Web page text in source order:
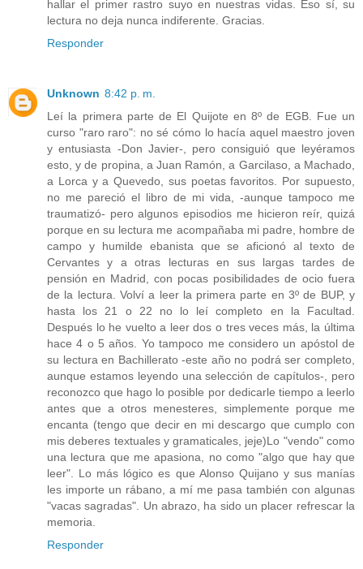
hallar el primer rastro suyo en nuestras vidas. Eso sí, su
lectura no deja nunca indiferente. Gracias.
Responder
Unknown 8:42 p. m.
Leí la primera parte de El Quijote en 8º de EGB. Fue un
curso "raro raro": no sé cómo lo hacía aquel maestro joven
y entusiasta -Don Javier-, pero consiguió que leyéramos
esto, y de propina, a Juan Ramón, a Garcilaso, a Machado,
a Lorca y a Quevedo, sus poetas favoritos. Por supuesto,
no me pareció el libro de mi vida, -aunque tampoco me
traumatizó- pero algunos episodios me hicieron reír, quizá
porque en su lectura me acompañaba mi padre, hombre de
campo y humilde ebanista que se aficionó al texto de
Cervantes y a otras lecturas en sus largas tardes de
pensión en Madrid, con pocas posibilidades de ocio fuera
de la lectura. Volví a leer la primera parte en 3º de BUP, y
hasta los 21 o 22 no lo leí completo en la Facultad.
Después lo he vuelto a leer dos o tres veces más, la última
hace 4 o 5 años. Yo tampoco me considero un apóstol de
su lectura en Bachillerato -este año no podrá ser completo,
aunque estamos leyendo una selección de capítulos-, pero
reconozco que hago lo posible por dedicarle tiempo a leerlo
antes que a otros menesteres, simplemente porque me
encanta (tengo que decir en mi descargo que cumplo con
mis deberes textuales y gramaticales, jeje)Lo "vendo" como
una lectura que me apasiona, no como "algo que hay que
leer". Lo más lógico es que Alonso Quijano y sus manías
les importe un rábano, a mí me pasa también con algunas
"vacas sagradas". Un abrazo, ha sido un placer refrescar la
memoria.
Responder